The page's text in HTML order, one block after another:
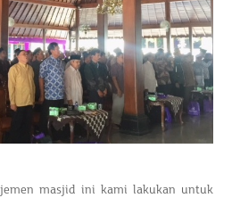
masjid ini kami lakukan untuk